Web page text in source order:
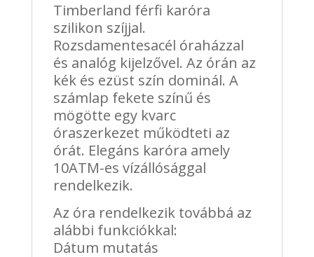
Timberland férfi karóra
szilikon szíjjal.
Rozsdamentesacél óraházzal
és analóg kijelzővel. Az órán az
kék és ezüst szín dominál. A
számlap fekete színű és
mögötte egy kvarc
óraszerkezet működteti az
órát. Elegáns karóra amely
10ATM-es vízállósággal
rendelkezik.
Az óra rendelkezik továbbá az
alábbi funkciókkal:
Dátum mutatás